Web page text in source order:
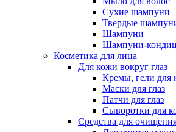
Сухие шампуни
Твердые
Шампуни
Шампуни-
Косметика для лица
Для кожи вокруг глаз
Кремы, гели для
Маски для глаз
Патчи для глаз
Сыворотки для
Средства для